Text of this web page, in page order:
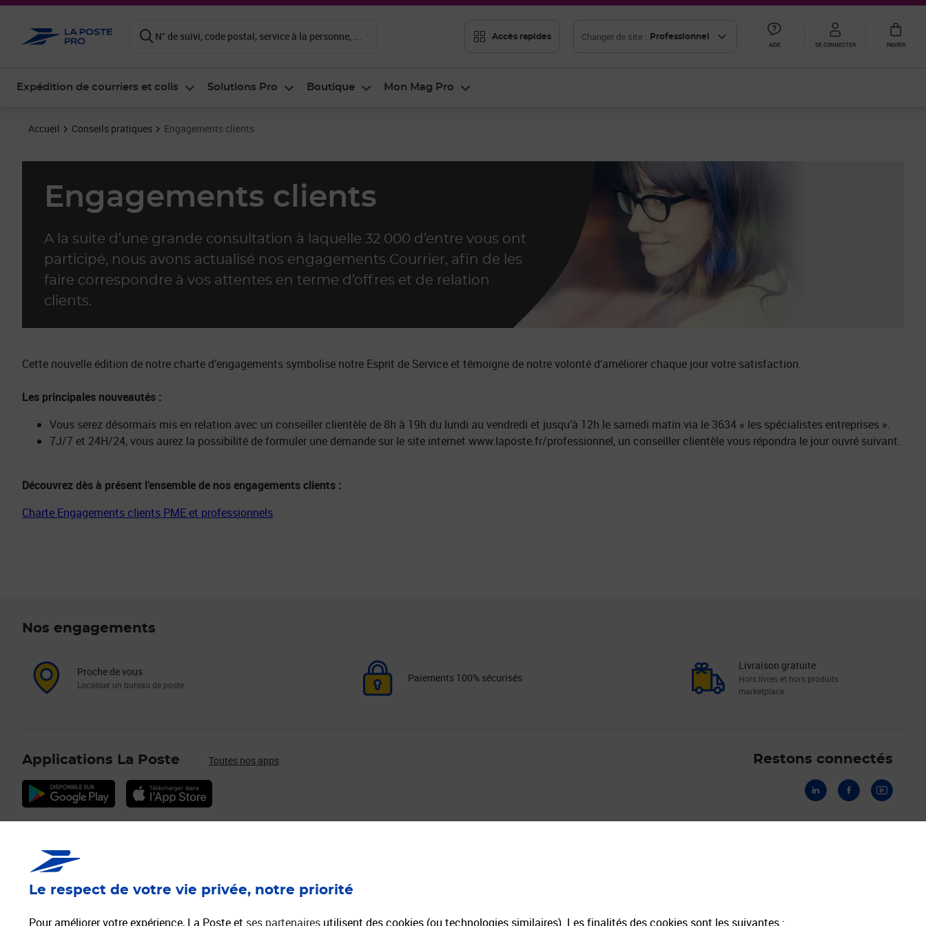
Le respect de votre vie privée, notre priorité
Pour améliorer votre expérience, La Poste et ses partenaires utilisent des cookies (ou technologies similaires). Les finalités des cookies sont les suivantes :
N° de suivi, code postal, service à la personne, ... Accès rapides Changer de site : Professionnel
AIDE SE CONNECTER PANIER
Expédition de courriers et colis Solutions Pro Boutique Mon Mag Pro
Accueil Conseils pratiques Engagements clients
Engagements clients
A la suite d’une grande consultation à laquelle 32 000 d’entre vous ont
participé, nous avons actualisé nos engagements Courrier, afin de les
faire correspondre à vos attentes en terme d’offres et de relation
clients.
Cette nouvelle édition de notre charte d’engagements symbolise notre Esprit de Service et témoigne de notre volonté d’améliorer chaque jour votre satisfaction.
Les principales nouveautés :
Vous serez désormais mis en relation avec un conseiller clientèle de 8h à 19h du lundi au vendredi et jusqu’à 12h le samedi matin via le 3634 « les spécialistes entreprises ».
7J/7 et 24H/24, vous aurez la possibilité de formuler une demande sur le site internet www.laposte.fr/professionnel, un conseiller clientèle vous répondra le jour ouvré suivant.
Découvrez dès à présent l’ensemble de nos engagements clients :
Charte Engagements clients PME et professionnels
Nos engagements
Proche de vous
Localiser un bureau de poste
Paiements 100% sécurisés
Livraison gratuite
Hors livres et hors produits
marketplace
Applications La Poste Toutes nos apps Restons connectés
Services Pros
Vendre sur la Marketplace
Activer mes Services Plus
Mon Timbre en Ligne
Lettre Recommandée en Ligne
Envoyer un Colissimo
Grilles tarifaires Courrier